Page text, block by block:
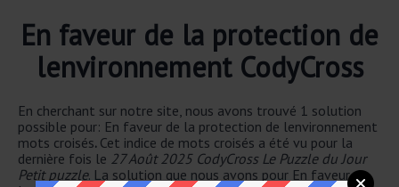
En faveur de la protection de
lenvironnement CodyCross
En cherchant sur notre site, nous avons trouvé 1 solution
possible pour: En faveur de la protection de lenvironnement
mots croisés. Cet indice de mots croisés a été vu pour la
dernière fois le 27 Août 2025 CodyCross Le Puzzle du Jour
Petit puzzle. La solution que nous avons pour En faveur de